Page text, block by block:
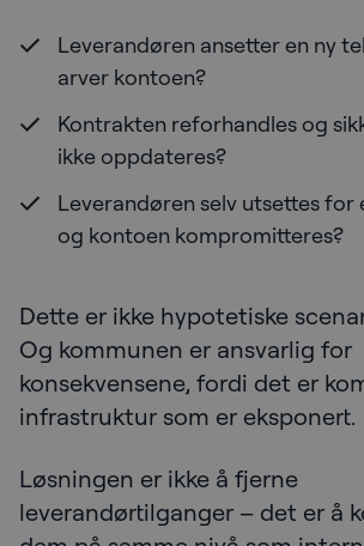
Leverandøren ansetter en ny
arver kontoen?
Kontrakten reforhandles og
ikke oppdateres?
Leverandøren selv utsettes
og kontoen kompromitteres?
Dette er ikke hypotetiske
Og kommunen er ansvarlig for
konsekvensene, fordi det er
infrastruktur som er eksponert.
Løsningen er ikke å fjerne
leverandørtilganger – det er å